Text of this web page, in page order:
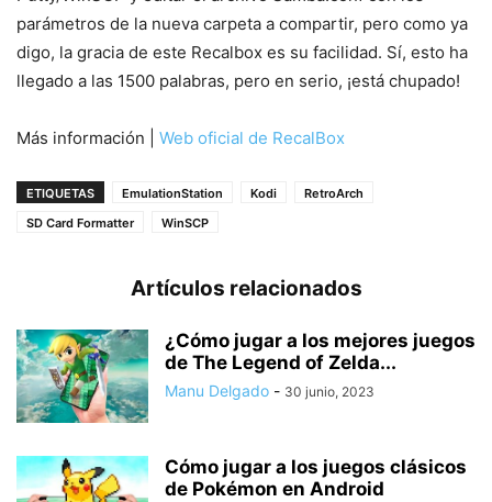
parámetros de la nueva carpeta a compartir, pero como ya
digo, la gracia de este Recalbox es su facilidad. Sí, esto ha
llegado a las 1500 palabras, pero en serio, ¡está chupado!
Más información | Web oficial de RecalBox
ETIQUETAS EmulationStation Kodi
RetroArch
SD Card Formatter
WinSCP
Artículos relacionados
¿Cómo jugar a los mejores juegos
de The Legend of Zelda...
Manu Delgado - 30 junio, 2023
Cómo jugar a los juegos clásicos
de Pokémon en Android